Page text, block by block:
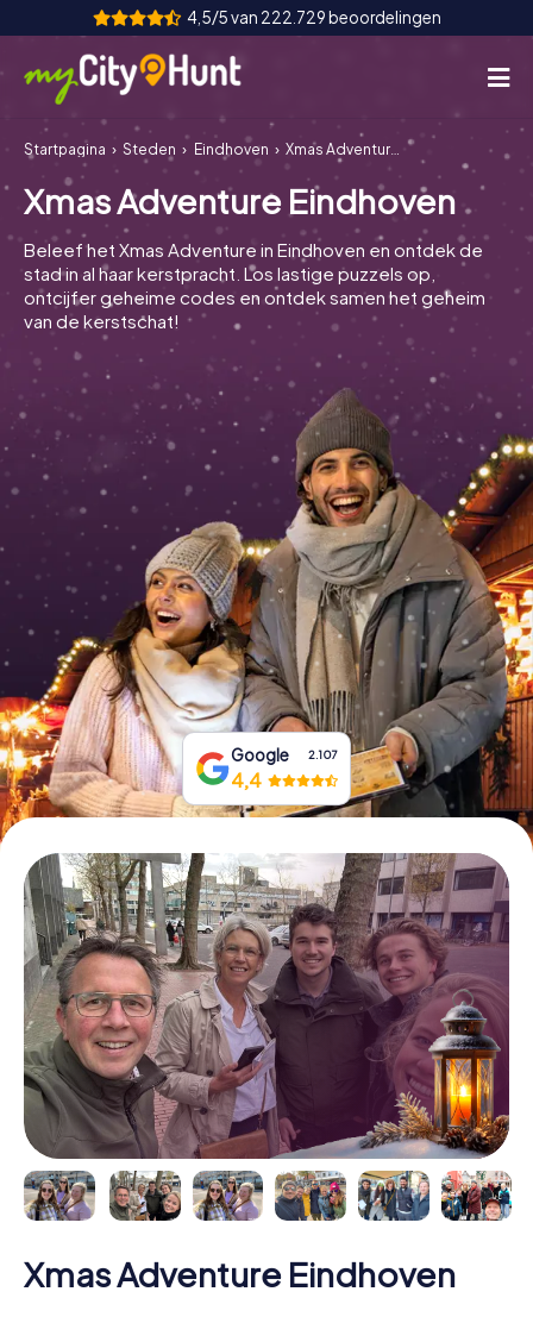
4,5/5 van 222.729 beoordelingen
Hoe het werkt
Steden
Tours
Teamevenement
Tickets
INT AT CH
DE
FR UK
IT
NL
Boek tickets
Koop cadeaubonnen
Startpagina Steden Eindhoven Xmas Adventure Eindhoven
Xmas Adventure Eindhoven
Beleef het Xmas Adventure in Eindhoven en ontdek de
stad in al haar kerstpracht. Los lastige puzzels op,
ontcijfer geheime codes en ontdek samen het geheim
van de kerstschat!
Google 2.107
4,4
Xmas Adventure Eindhoven